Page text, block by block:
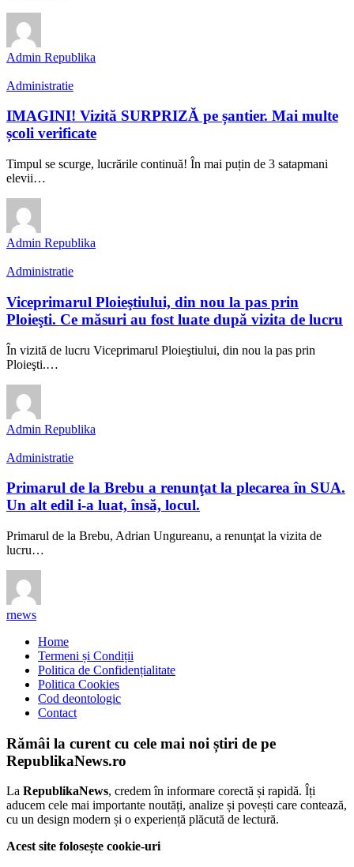
Admin Republika
Administratie
IMAGINI! Vizită SURPRIZĂ pe șantier. Mai multe
școli verificate
Timpul se scurge, lucrările continuă! În mai puțin de 3 satapmani
elevii…
Admin Republika
Administratie
Viceprimarul Ploieştiului, din nou la pas prin
Ploieşti. Ce măsuri au fost luate după vizita de lucru
În vizită de lucru Viceprimarul Ploieştiului, din nou la pas prin
Ploieşti.…
Admin Republika
Administratie
Primarul de la Brebu a renunţat la plecarea în SUA.
Un alt edil i-a luat, însă, locul.
Primarul de la Brebu, Adrian Ungureanu, a renunţat la vizita de
lucru…
rnews
Home
Termeni și Condiții
Politica de Confidențialitate
Politica Cookies
Cod deontologic
Contact
Rămâi la curent cu cele mai noi știri de pe
RepublikaNews.ro
La RepublikaNews, credem în informare corectă și rapidă. Îți
aducem cele mai importante noutăți, analize și povești care contează,
cu un design modern și o experiență plăcută de lectură.
Acest site folosește cookie-uri